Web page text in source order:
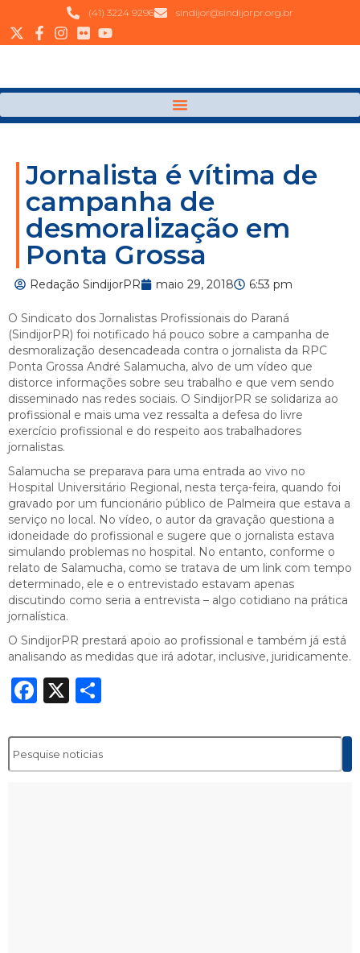
(41) 3224 9296 sindijor@sindijorpr.org.br
Jornalista é vítima de
campanha de
desmoralização em
Ponta Grossa
Redação SindijorPR maio 29, 2018 6:53 pm
O Sindicato dos Jornalistas Profissionais do Paraná
(SindijorPR) foi notificado há pouco sobre a campanha de
desmoralização desencadeada contra o jornalista da RPC
Ponta Grossa André Salamucha, alvo de um vídeo que
distorce informações sobre seu trabalho e que vem sendo
disseminado nas redes sociais. O SindijorPR se solidariza ao
profissional e mais uma vez ressalta a defesa do livre
exercício profissional e do respeito aos trabalhadores
jornalistas.
Salamucha se preparava para uma entrada ao vivo no
Hospital Universitário Regional, nesta terça-feira, quando foi
gravado por um funcionário público de Palmeira que estava a
serviço no local. No vídeo, o autor da gravação questiona a
idoneidade do profissional e sugere que o jornalista estava
simulando problemas no hospital. No entanto, conforme o
relato de Salamucha, como se tratava de um link com tempo
determinado, ele e o entrevistado estavam apenas
discutindo como seria a entrevista – algo cotidiano na prática
jornalística.
O SindijorPR prestará apoio ao profissional e também já está
analisando as medidas que irá adotar, inclusive, juridicamente.
Facebook
X